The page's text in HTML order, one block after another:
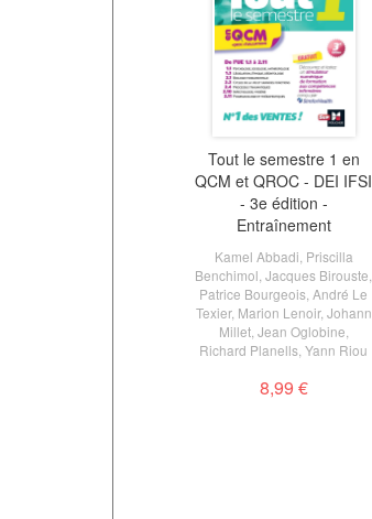
Tout le semestre 1 en
QCM et QROC - DEI IFSI
- 3e édition -
Entraînement
Kamel Abbadi Priscilla
Benchimol Jacques Birouste
Patrice Bourgeois André Le
Texier, Marion Lenoir, Johann
Millet, Jean Oglobine
Richard Planells Yann Riou
8,99 €